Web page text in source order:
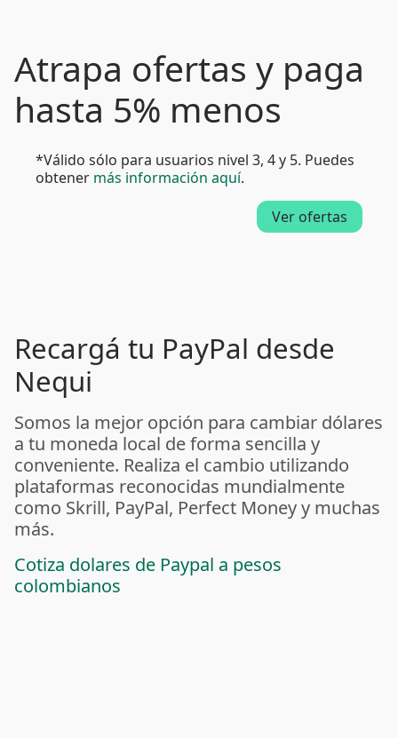
Atrapa ofertas y paga
hasta 5% menos
*Válido sólo para usuarios nivel 3, 4 y 5. Puedes
obtener más información aquí.
Ver ofertas
Recargá tu PayPal desde
Nequi
Somos la mejor opción para cambiar dólares
a tu moneda local de forma sencilla y
conveniente. Realiza el cambio utilizando
plataformas reconocidas mundialmente
como Skrill, PayPal, Perfect Money y muchas
más.
Cotiza dolares de Paypal a pesos
colombianos